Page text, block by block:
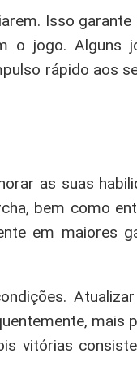
Isso garante
o jogo. Alguns
rápido aos
as suas
bem como
em maiores
mais
vitórias